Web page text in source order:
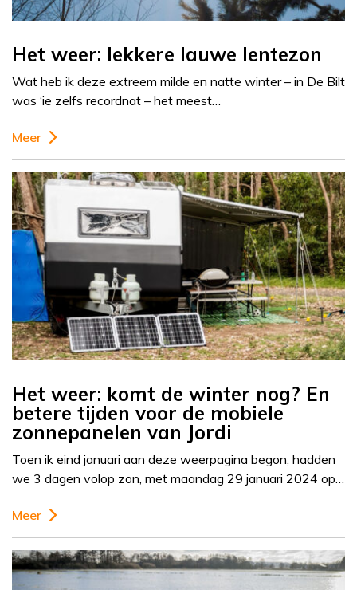
Het weer: lekkere lauwe lentezon
Wat heb ik deze extreem milde en natte winter – in De Bilt
was ‘ie zelfs recordnat – het meest…
Meer
Het weer: komt de winter nog? En
betere tijden voor de mobiele
zonnepanelen van Jordi
Toen ik eind januari aan deze weerpagina begon, hadden
we 3 dagen volop zon, met maandag 29 januari 2024 op…
Meer